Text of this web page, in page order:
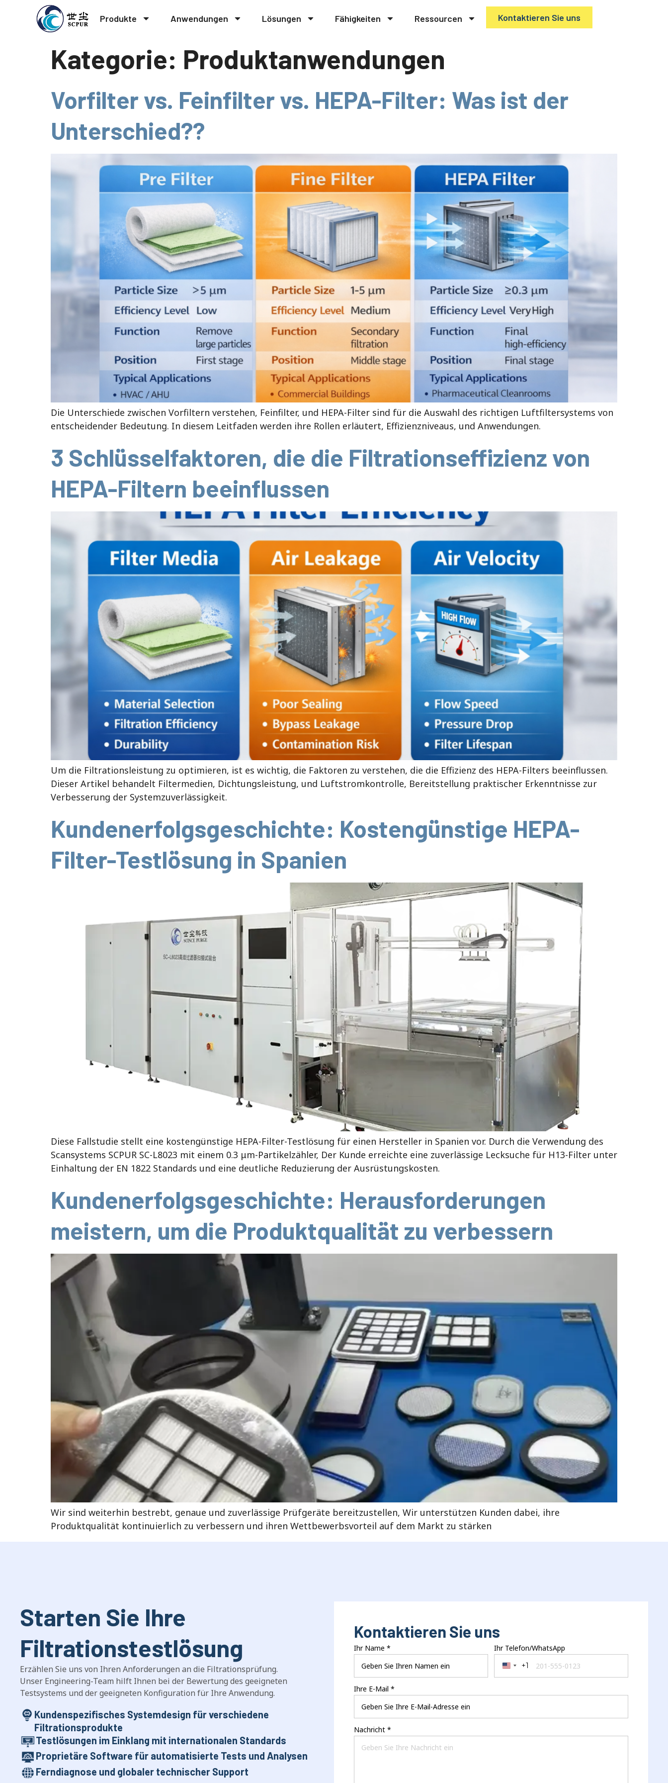
Produkte Anwendungen Lösungen Fähigkeiten Ressourcen Kontaktieren Sie uns
Kategorie: Produktanwendungen
Vorfilter vs. Feinfilter vs. HEPA-Filter: Was ist der
Unterschied??
Die Unterschiede zwischen Vorfiltern verstehen, Feinfilter, und HEPA-Filter sind für die Auswahl des richtigen Luftfiltersystems von
entscheidender Bedeutung. In diesem Leitfaden werden ihre Rollen erläutert, Effizienzniveaus, und Anwendungen.
3 Schlüsselfaktoren, die die Filtrationseffizienz von
HEPA-Filtern beeinflussen
Um die Filtrationsleistung zu optimieren, ist es wichtig, die Faktoren zu verstehen, die die Effizienz des HEPA-Filters beeinflussen.
Dieser Artikel behandelt Filtermedien, Dichtungsleistung, und Luftstromkontrolle, Bereitstellung praktischer Erkenntnisse zur
Verbesserung der Systemzuverlässigkeit.
Kundenerfolgsgeschichte: Kostengünstige HEPA-
Filter-Testlösung in Spanien
Diese Fallstudie stellt eine kostengünstige HEPA-Filter-Testlösung für einen Hersteller in Spanien vor. Durch die Verwendung des
Scansystems SCPUR SC-L8023 mit einem 0.3 μm-Partikelzähler, Der Kunde erreichte eine zuverlässige Lecksuche für H13-Filter unter
Einhaltung der EN 1822 Standards und eine deutliche Reduzierung der Ausrüstungskosten.
Kundenerfolgsgeschichte: Herausforderungen
meistern, um die Produktqualität zu verbessern
Wir sind weiterhin bestrebt, genaue und zuverlässige Prüfgeräte bereitzustellen, Wir unterstützen Kunden dabei, ihre
Produktqualität kontinuierlich zu verbessern und ihren Wettbewerbsvorteil auf dem Markt zu stärken
Starten Sie Ihre
Filtrationstestlösung
Erzählen Sie uns von Ihren Anforderungen an die Filtrationsprüfung.
Unser Engineering-Team hilft Ihnen bei der Bewertung des geeigneten
Testsystems und der geeigneten Konfiguration für Ihre Anwendung.
Kundenspezifisches Systemdesign für verschiedene
Filtrationsprodukte
Testlösungen im Einklang mit internationalen Standards
Proprietäre Software für automatisierte Tests und Analysen
Ferndiagnose und globaler technischer Support
Kontaktieren Sie uns
Ihr Name * Ihr Telefon/WhatsApp
United States +1
+1
Ihre E-Mail *
Nachricht *